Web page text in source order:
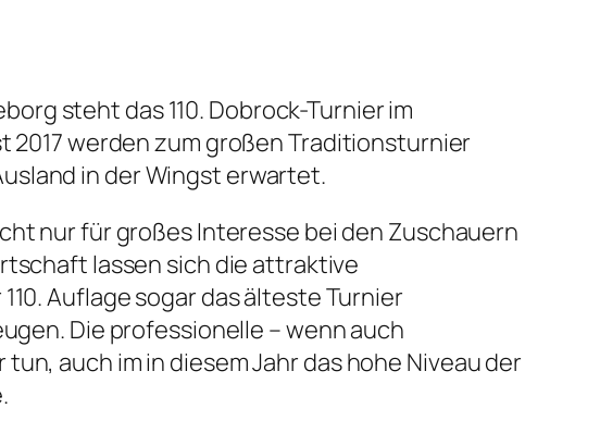
steht das 110. Dobrock-Turnier im
2017 werden zum großen Traditionsturnier
in der Wingst erwartet.
nur für großes Interesse bei den Zuschauern
lassen sich die attraktive
Auflage sogar das älteste Turnier
Die professionelle – wenn auch
auch im in diesem Jahr das hohe Niveau der